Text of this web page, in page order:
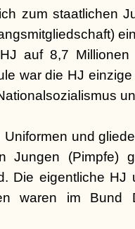
zum staatlichen
auf 8,7 Millionen
war die HJ
und
Jungen (Pimpfe)
Die eigentliche HJ
waren im Bund